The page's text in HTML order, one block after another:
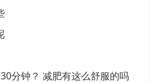
分钟？ 减肥有这么舒服的吗